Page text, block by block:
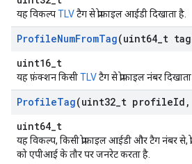
यह विकल्पTLVटैग से प्रोफ़ाइल आईडी दिखाता है.
ProfileNumFromTag(uint64 t
uint16_t
यह फ़ंक्शन किसीTLVटैग से प्रोफ़ाइल नंबर दिखाता
ProfileTag(uint32 t profileId ,
uint64_t
यह विकल्प, किसी प्रोफ़ाइल आईडी और टैग नंबर से,
को एपीआई के तौर पर जनरेट करता है.